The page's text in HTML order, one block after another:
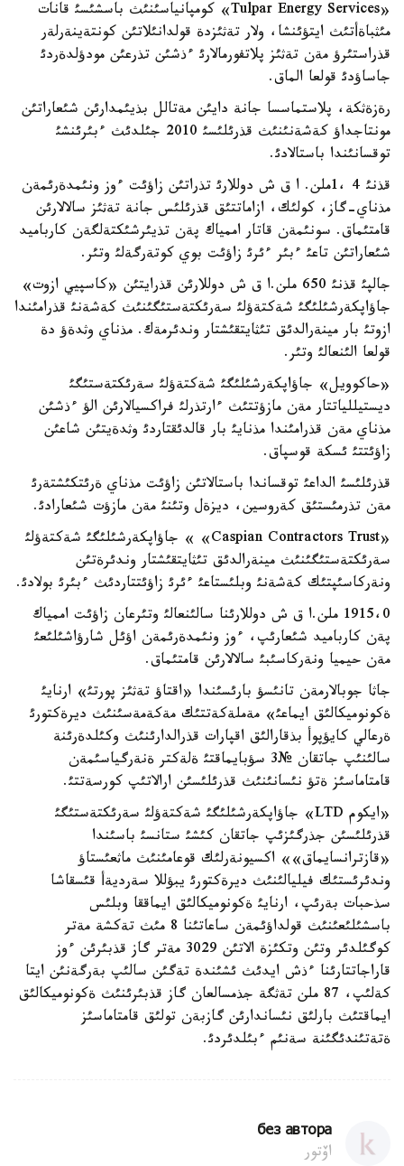
«Tulpar Energy Services» كومپانياسئنئث باسشئسئ قانات
مئثباةأتئث ايتؤئنشا، ولار تةثئزدة قولدانئلاتئن كونتةينةرلةر
قذراستئرؤ مةن تةثئز پلاتفورمالارئ ءذشئن تذرعئن مودؤلدةردئ
جاساؤدئ قولعا الماق.
رةزةثكة، پلاستماسسا جانة دايئن مةتالل بذيئمدارئن شئعاراتئن
مونتاجداؤ كةشةنئنئث قذرئلئسئ 2010 جئلدئث ءبئرئنشئ
توقسانئندا باستالادئ.
قذنئ 4 ،1ملن. ا ق ش دوللارئ تذراتئن زاؤئت ءوز ونئمدةرئمةن
مذناي-گاز، كولئك، ازاماتتئق قذرئلئس جانة تةثئز سالالارئن
قامتئماق. سونئمةن قاتار اممياك پةن تذيئرشئكتةلگةن كارباميد
شئعاراتئن تاعئ ءبئر ءئرئ زاؤئت بوي كوتةرگةلئ وتئر.
جالپئ قذنئ 650 ملن.ا ق ش دوللارئن قذرايتئن «كاسپيي ازوت»
جاؤاپكةرشئلئگئ شةكتةؤلئ سةرئكتةستئگئنئث كةشةنئ قذرامئندا
ازوتئ بار مينةرالدئق تئثايتقئشتار وندئرمةك. مذناي وثدةؤ دة
قولعا الئنعالئ وتئر.
«حاكوويل» جاؤاپكةرشئلئگئ شةكتةؤلئ سةرئكتةستئگئ
ديستيللياتتار مةن مازؤتتئث ءارتذرلئ فراكسيالارئن الؤ ءذشئن
مذناي مةن قذرامئندا مذنايئ بار قالدئقتاردئ وثدةيتئن شاعئن
زاؤئتتئ ئسكة قوسپاق.
قذرئلئسئ الداعئ توقساندا باستالاتئن زاؤئت مذناي ةرئتكئشتةرئ
مةن تذرمئستئق كةروسين، ديزةل وتئنئ مةن مازؤت شئعارادئ.
«Caspian Contractors Trust» » جاؤاپكةرشئلئگئ شةكتةؤلئ
سةرئكتةستئگئنئث مينةرالدئق تئثايتقئشتار وندئرةتئن
ونةركاسئپتئك كةشةنئ وبلئستاعئ ءئرئ زاؤئتتاردئث ءبئرئ بولادئ.
1915،0 ملن.ا ق ش دوللارئنا سالئنعالئ وتئرعان زاؤئت اممياك
پةن كارباميد شئعارئپ، ءوز ونئمدةرئمةن اؤئل شارؤاشئلئعئ
مةن حيميا ونةركاسئبئ سالالارئن قامتئماق.
جاثا جوبالارمةن تانئسؤ بارئسئندا «اقتاؤ تةثئز پورتئ» ارنايئ
ةكونوميكالئق ايماعئ» مةملةكةتتئك مةكةمةسئنئث ديرةكتورئ
ةرعالي كايؤپوأ بذقارالئق اقپارات قذرالدارئنئث وكئلدةرئنة
سالئنئپ جاتقان №3 سؤبايماقتئ ةلةكتر ةنةرگياسئمةن
قامتاماسئز ةتؤ نئسانئنئث قذرئلئسئن ارالاتئپ كورسةتتئ.
«ايكوم LTD» جاؤاپكةرشئلئگئ شةكتةؤلئ سةرئكتةستئگئ
قذرئلئسئن جذرگئزئپ جاتقان كئشئ ستانسئ باسئندا
«قازترانسايماق»» اكسيونةرلئك قوعامئنئث ماثعئستاؤ
وندئرئستئك فيليالئنئث ديرةكتورئ يبؤللا سةرديةأ قئسقاشا
سذحبات بةرئپ، ارنايئ ةكونوميكالئق ايماققا وبلئس
باسشئلئعئنئث قولداؤئمةن ساعاتئنا 8 مئث تةكشة مةتر
كوگئلدئر وتئن وتكئزة الاتئن 3029 مةتر گاز قذبئرئن ءوز
قاراجاتتارئنا ءذش ايدئث ئشئندة تةگئن سالئپ بةرگةنئن ايتا
كةلئپ، 87 ملن تةثگة جذمسالعان گاز قذبئرئنئث ةكونوميكالئق
ايماقتئث بارلئق نئساندارئن گازبةن تولئق قامتاماسئز
ةتةتئندئگئنة سةنئم ءبئلدئردئ.
без автора
اۆتور